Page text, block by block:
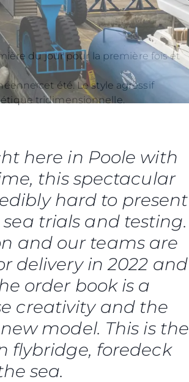
du jour pour la première fois et
cet été. Le style agressif
tridimensionnelle.
here in Poole with
this spectacular
hard to present
trials and testing.
and our teams are
delivery in 2022 and
order book is a
creativity and the
model. This is the
flybridge, foredeck
sea.